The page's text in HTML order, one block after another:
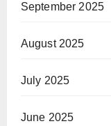
September 2025
August 2025
July 2025
June 2025